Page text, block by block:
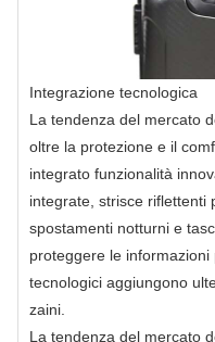
Integrazione tecnologica
La tendenza del mercato
oltre la protezione e il
integrato funzionalità
integrate, strisce riflettenti
spostamenti notturni e
proteggere le
tecnologici aggiungono
zaini.
La tendenza del mercato